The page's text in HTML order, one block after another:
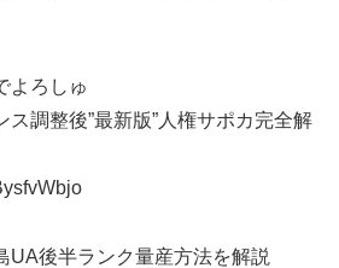
よろしゅ
ス調整後”最新版”人権サポカ完全解
UA後半ランク量産方法を解説